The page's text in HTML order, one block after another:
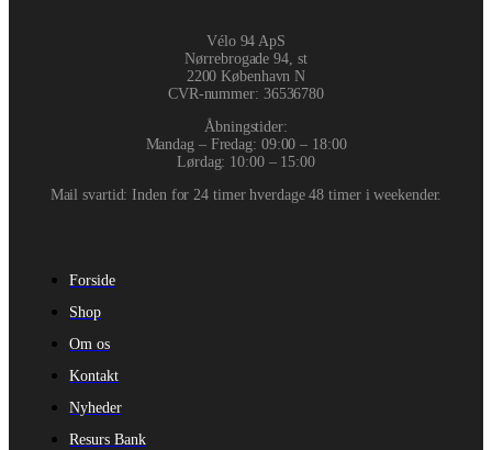
Vélo 94 ApS
Nørrebrogade 94, st
2200 København N
CVR-nummer: 36536780
Åbningstider:
Mandag – Fredag: 09:00 – 18:00
Lørdag: 10:00 – 15:00
Mail svartid: Inden for 24 timer hverdage 48 timer i weekender.
Forside
Shop
Om os
Kontakt
Nyheder
Resurs Bank